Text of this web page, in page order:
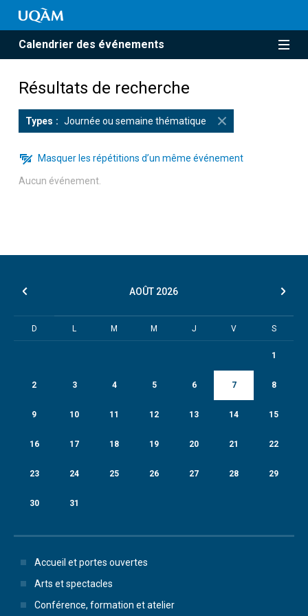
Calendrier des événements
Résultats de recherche
Types Journée ou semaine thématique
Masquer les répétitions d’un même événement
Aucun événement.
AOÛT 2026
D L M M J V S
1
2 3 4 5 6 7 8
9 10 11 12 13 14 15
16 17 18 19 20 21 22
23 24 25 26 27 28 29
30 31
Accueil et portes ouvertes
Arts et spectacles
Conférence, formation et atelier